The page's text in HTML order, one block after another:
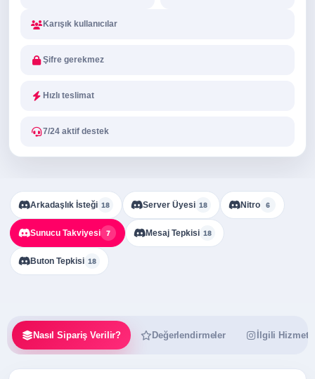
Karışık kullanıcılar
Şifre gerekmez
Hızlı teslimat
7/24 aktif destek
Arkadaşlık İsteği 18 Server Üyesi 18 Nitro 6
Sunucu Takviyesi 7 Mesaj Tepkisi 18
Buton Tepkisi 18
Nasıl Sipariş Verilir? Değerlendirmeler İlgili